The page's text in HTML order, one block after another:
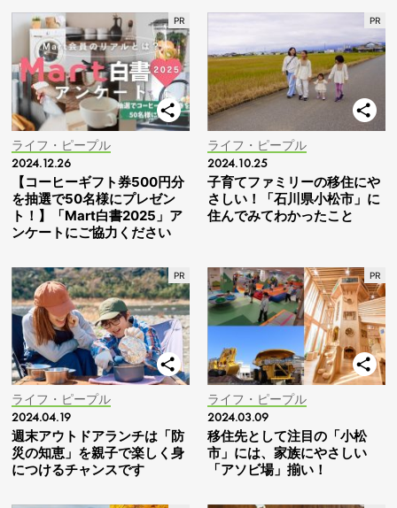
ライフ・ピープル
2024.12.26
【コーヒーギフト券500円分
を抽選で50名様にプレゼン
ト！】「Mart白書2025」ア
ンケートにご協力ください
ライフ・ピープル
2024.10.25
子育てファミリーの移住にや
さしい！「石川県小松市」に
住んでみてわかったこと
ライフ・ピープル
2024.04.19
週末アウトドアランチは「防
災の知恵」を親子で楽しく身
につけるチャンスです
ライフ・ピープル
2024.03.09
移住先として注目の「小松
市」には、家族にやさしい
「アソビ場」揃い！